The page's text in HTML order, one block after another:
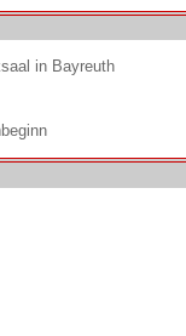
in Bayreuth